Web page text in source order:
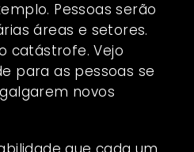
Pessoas serão
áreas e setores.
catástrofe. Vejo
para as pessoas se
novos